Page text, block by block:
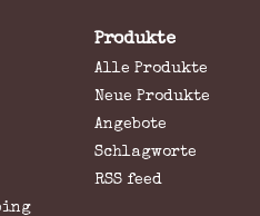
Produkte
Alle Produkte
Neue Produkte
Angebote
Schlagworte
RSS feed